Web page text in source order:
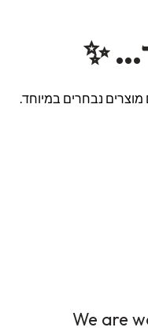
✨
נבחרים במיוחד.
We are